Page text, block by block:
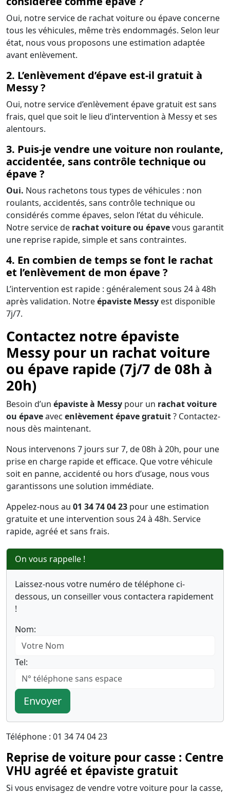
Oui, notre service de rachat voiture ou épave concerne
tous les véhicules, même très endommagés. Selon leur
état, nous vous proposons une estimation adaptée
avant enlèvement.
2. L’enlèvement d’épave est-il gratuit à
Messy ?
Oui, notre service d’enlèvement épave gratuit est sans
frais, quel que soit le lieu d’intervention à Messy et ses
alentours.
3. Puis-je vendre une voiture non roulante,
accidentée, sans contrôle technique ou
épave ?
Oui. Nous rachetons tous types de véhicules : non
roulants, accidentés, sans contrôle technique ou
considérés comme épaves, selon l’état du véhicule.
Notre service de rachat voiture ou épavevous garantit
une reprise rapide, simple et sans contraintes.
4. En combien de temps se font le rachat
et l’enlèvement de mon épave ?
L’intervention est rapide : généralement sous 24 à 48h
après validation. Notreépaviste Messy est disponible
7j/7.
Contactez notre épaviste
Messy pour un rachat voiture
ou épave rapide (7j/7 de 08h à
20h)
Besoin d’un épaviste à Messy pour un rachat voiture
ou épaveavec enlèvement épave gratuit? Contactez-
nous dès maintenant.
Nous intervenons 7 jours sur 7, de 08h à 20h, pour une
prise en charge rapide et efficace. Que votre véhicule
soit en panne, accidenté ou hors d’usage, nous vous
garantissons une solution immédiate.
Appelez-nous au 01 34 74 04 23 pour une estimation
gratuite et une intervention sous 24 à 48h. Service
rapide, agréé et sans frais.
On vous rappelle !
Laissez-nous votre numéro de téléphone ci-
dessous, un conseiller vous contactera rapidement
!
Nom:
Tel:
Envoyer
Téléphone : 01 34 74 04 23
Reprise de voiture pour casse : Centre
VHU agréé et épaviste gratuit
Si vous envisagez de vendre votre voiture pour la casse,